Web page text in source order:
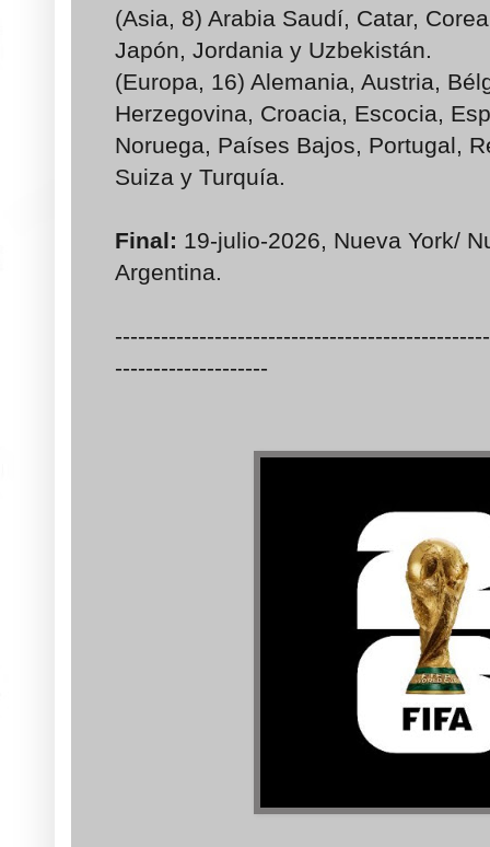
(Asia, 8) Arabia Saudí, Catar,
Japón, Jordania y Uzbekistán.
(Europa, 16) Alemania, Austria,
Herzegovina, Croacia, Escocia,
Noruega, Países Bajos, Portugal,
Suiza y Turquía.
Final: 19-julio-2026, Nueva York/
Argentina.
--------------------